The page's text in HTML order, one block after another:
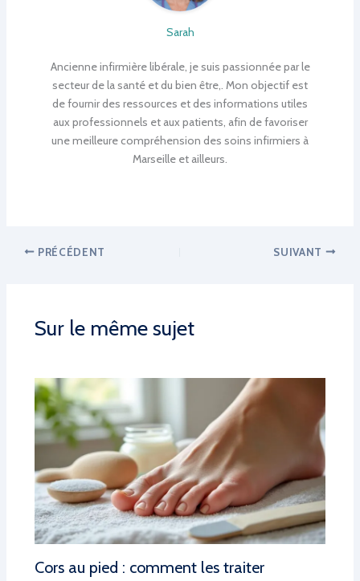
Sarah
Ancienne infirmière libérale, je suis passionnée par le
secteur de la santé et du bien être,. Mon objectif est
de fournir des ressources et des informations utiles
aux professionnels et aux patients, afin de favoriser
une meilleure compréhension des soins infirmiers à
Marseille et ailleurs.
PRÉCÉDENT SUIVANT
Sur le même sujet
Cors au pied : comment les traiter